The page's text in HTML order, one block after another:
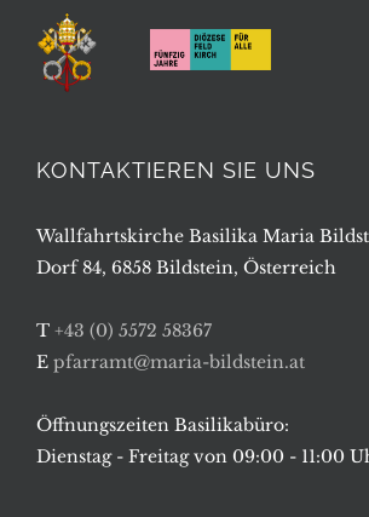
KONTAKTIEREN SIE UNS
Wallfahrtskirche Basilika Maria
Dorf 84, 6858 Bildstein, Österreich
T +43 (0) 5572 58367
E pfarramt@maria-bildstein.at
Öffnungszeiten Basilikabüro:
Dienstag - Freitag von 09:00 - 11:00